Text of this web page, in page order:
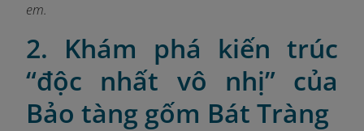
em.
2. Khám phá kiến trúc
“độc nhất vô nhị” của
Bảo tàng gốm Bát Tràng